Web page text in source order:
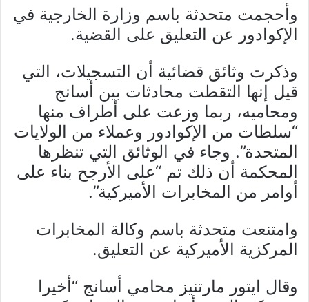
وأحجمت متحدثة باسم وزارة الخارجية في
الإكوادور عن التعليق على القضية.
وذكرت وثائق قضائية أن التسجيلات، التي
قيل إنها التقطت محادثات بين أسانج
ومحاميه، ربما وزعت على أطراف منها
“سلطات من الإكوادور وعملاء من الولايات
المتحدة”. وجاء في الوثائق التي تنظرها
المحكمة أن ذلك تم “على الأرجح بناء على
أوامر من المخابرات الأميركية”.
وامتنعت متحدثة باسم وكالة المخابرات
المركزية الأميركية عن التعليق.
وقال ايتور مارتنيز محامي أسانج “أخيرا